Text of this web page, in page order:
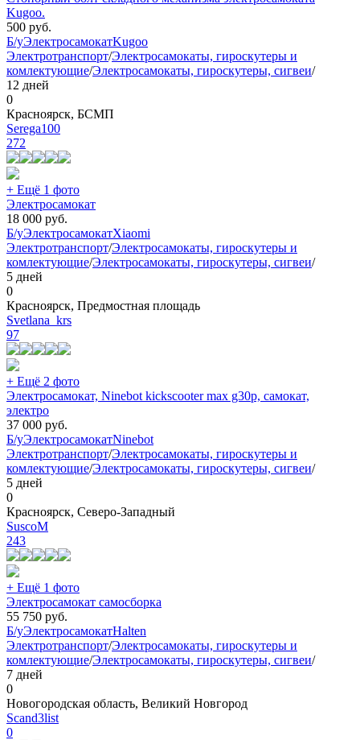
Kugoo.
500 руб.
Б/уЭлектросамокатKugoo
Электротранспорт/Электросамокаты, гироскутеры и
комлектующие/Электросамокаты, гироскутеры, сигвеи/
12 дней
0
Красноярск, БСМП
Serega100
272
+ Ещё 1 фото
Электросамокат
18 000 руб.
Б/уЭлектросамокатXiaomi
Электротранспорт/Электросамокаты, гироскутеры и
комлектующие/Электросамокаты, гироскутеры, сигвеи/
5 дней
0
Красноярск, Предмостная площадь
Svetlana_krs
97
+ Ещё 2 фото
Электросамокат, Ninebot kickscooter max g30p, самокат,
электро
37 000 руб.
Б/уЭлектросамокатNinebot
Электротранспорт/Электросамокаты, гироскутеры и
комлектующие/Электросамокаты, гироскутеры, сигвеи/
5 дней
0
Красноярск, Северо-Западный
SuscoM
243
+ Ещё 1 фото
Электросамокат самосборка
55 750 руб.
Б/уЭлектросамокатHalten
Электротранспорт/Электросамокаты, гироскутеры и
комлектующие/Электросамокаты, гироскутеры, сигвеи/
7 дней
0
Новогородская область, Великий Новгород
Scand3list
0